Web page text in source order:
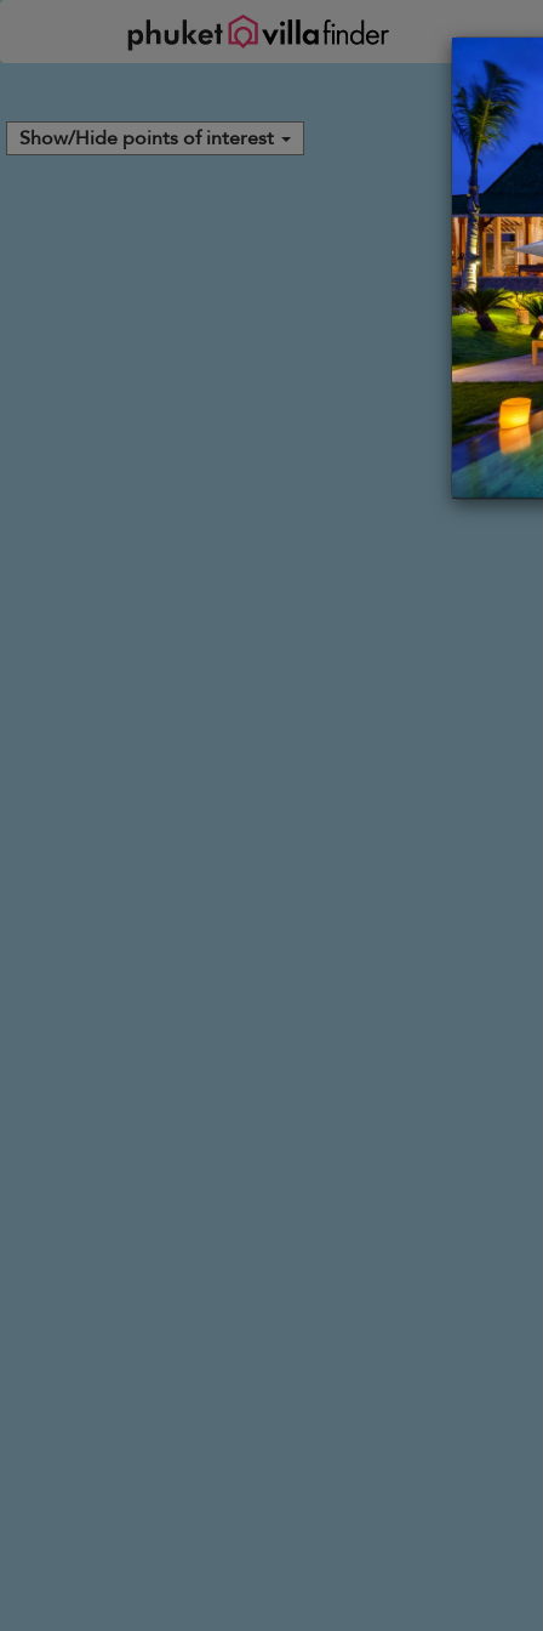
Show/Hide points of interest
Panel de gestión de cookies